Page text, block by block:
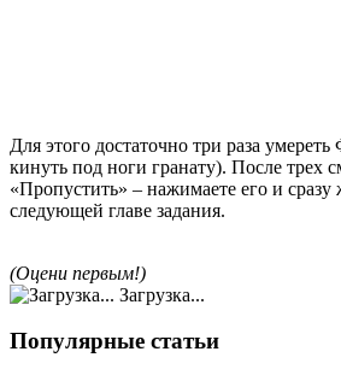
Для этого достаточно три раза
кинуть под ноги гранату). После трех
«Пропустить» – нажимаете его и сразу
следующей главе задания.
(Оцени первым!)
Загрузка...
Популярные статьи